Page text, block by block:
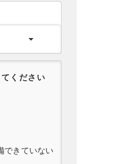
ください
できていない